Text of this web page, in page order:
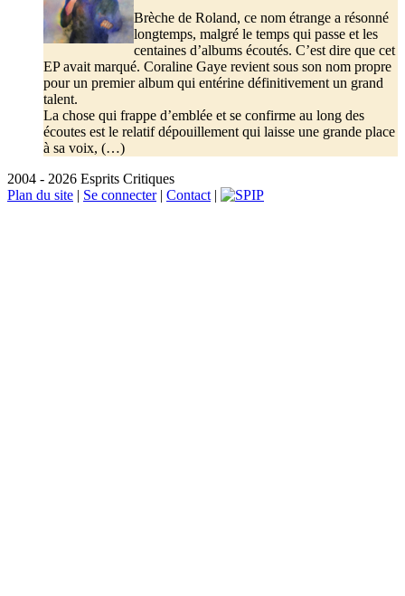
Brèche de Roland, ce nom étrange a résonné
longtemps, malgré le temps qui passe et les
centaines d’albums écoutés. C’est dire que cet
EP avait marqué. Coraline Gaye revient sous son nom propre
pour un premier album qui entérine définitivement un grand
talent.
La chose qui frappe d’emblée et se confirme au long des
écoutes est le relatif dépouillement qui laisse une grande place
à sa voix, (…)
2004 - 2026 Esprits Critiques
Plan du site | Se connecter| Contact |